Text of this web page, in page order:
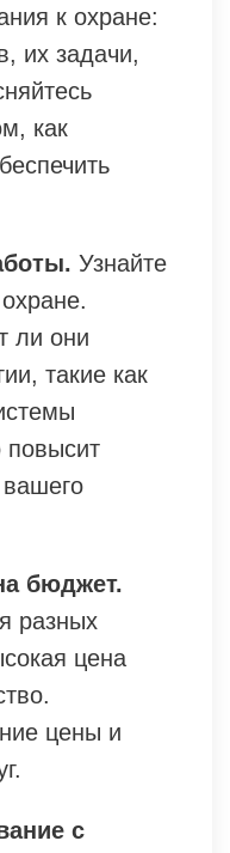
к охране:
их задачи,
как
Узнайте
ли они
такие как
повысит
вашего
бюджет.
разных
цена
цены и
с